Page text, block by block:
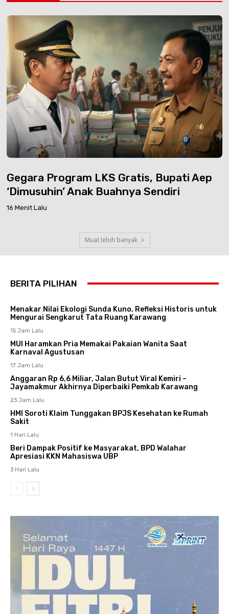
Gegara Program LKS Gratis, Bupati Aep
‘Dimusuhin’ Anak Buahnya Sendiri
16 Menit Lalu
Muat lebih banyak
BERITA PILIHAN
Menakar Nilai Ekologi Sunda Kuno, Refleksi Historis untuk
Mengurai Sengkarut Tata Ruang Karawang
15 Jam Lalu
MUI Haramkan Pria Memakai Pakaian Wanita Saat
Karnaval Agustusan
17 Jam Lalu
Anggaran Rp 6,6 Miliar, Jalan Butut Viral Kemiri –
Jayamakmur Akhirnya Diperbaiki Pemkab Karawang
23 Jam Lalu
HMI Soroti Klaim Tunggakan BPJS Kesehatan ke Rumah
Sakit
1 Hari Lalu
Beri Dampak Positif ke Masyarakat, BPD Walahar
Apresiasi KKN Mahasiswa UBP
3 Hari Lalu